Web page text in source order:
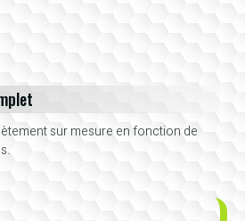
sur mesure en fonction de